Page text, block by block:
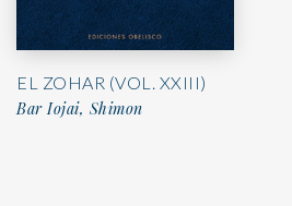
EL ZOHAR (VOL. XXIII)
Bar Iojai, Shimon